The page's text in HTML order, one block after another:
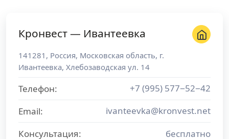
Кронвест — Ивантеевка
141281 , Россия, Московская область, г.
Ивантеевка, Хлебозаводская ул. 14
Телефон:
+7 (995) 577−52−42
Email:
ivanteevka@kronvest.net
Консультация:
бесплатно